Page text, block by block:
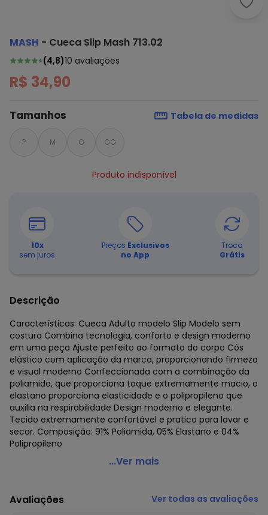
MASH - Cueca Slip Mash 713.02
(4,8)10 avaliações
R$ 34,90
Tamanhos Tabela de medidas
P M G GG
Produto indisponível
10x
sem juros
Preços Exclusivos
no App
Troca
Grátis
Descrição
Características: Cueca Adulto modelo Slip Modelo sem
costura Combina tecnologia, conforto e design moderno
em uma peça Ajuste perfeito ao formato do corpo Cós
elástico com aplicação da marca, proporcionando firmeza
e visual moderno Confeccionada com a combinação da
poliamida, que proporciona toque extremamente macio, o
elastano proporciona elasticidade e o polipropileno que
auxilia na respirabilidade Design moderno e elegante.
Tecido extremamente confortável e pratico para lavar e
secar. Composição: 91% Poliamida, 05% Elastano e 04%
Polipropileno
Mash - Cueca Slip Mash 713.02
Colecao : SEM COSTURA
...Ver mais
Avaliações Ver todas as avaliações